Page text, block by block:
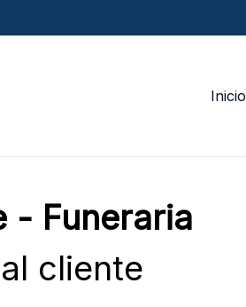
Inicio
- Funeraria
cliente